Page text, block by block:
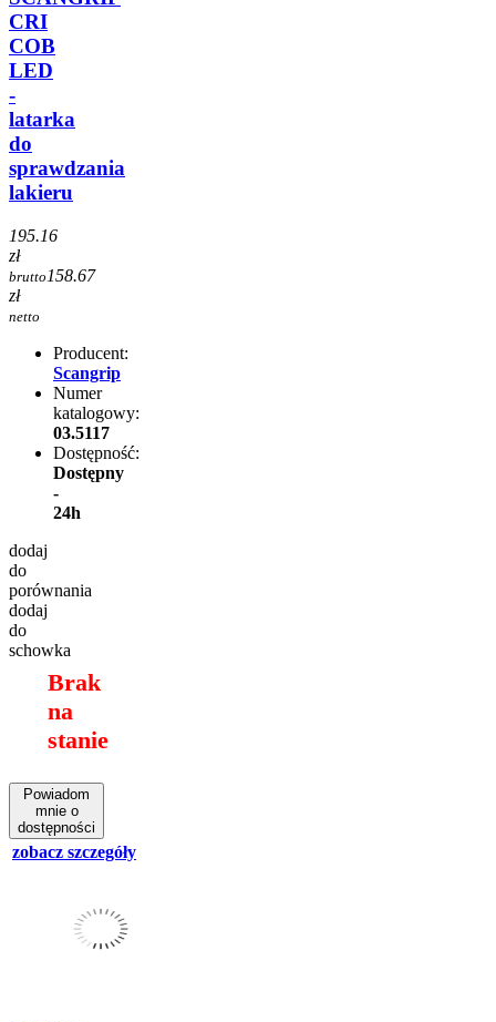
CRI
COB
LED
-
latarka
do
sprawdzania
lakieru
195.16
zł
brutto 158.67
zł
netto
Producent:
Scangrip
Numer
katalogowy:
03.5117
Dostępność:
Dostępny
-
24h
dodaj
do
porównania
dodaj
do
schowka
Brak
na
stanie
Powiadom
mnie o
dostępności
zobacz szczegóły